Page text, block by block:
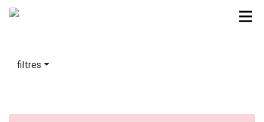
filtres